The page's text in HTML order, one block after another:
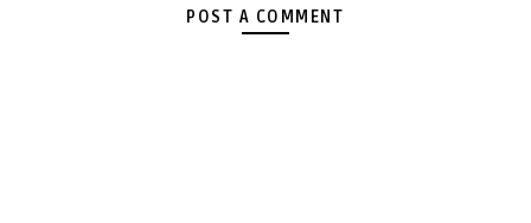
POST A COMMENT